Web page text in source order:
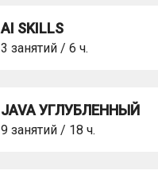
AI SKILLS
3 занятий / 6 ч.
JAVA УГЛУБЛЕННЫЙ
9 занятий / 18 ч.